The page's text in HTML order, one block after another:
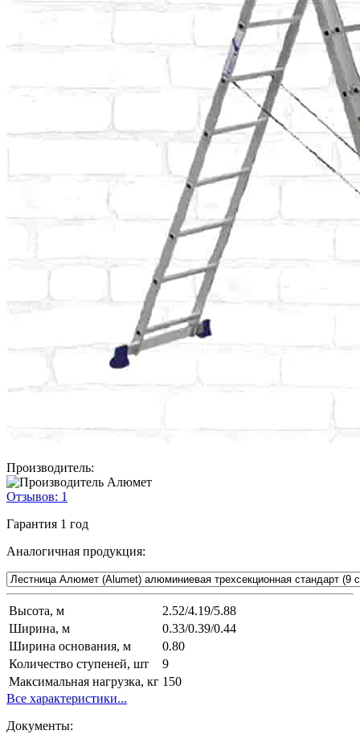
Производитель:
Отзывов: 1
Гарантия 1 год
Аналогичная продукция:
Высота, м
2.52/4.19/5.88
Ширина, м
0.33/0.39/0.44
Ширина основания, м
0.80
Количество ступеней, шт
9
Максимальная нагрузка, кг 150
Все характеристики...
Документы: